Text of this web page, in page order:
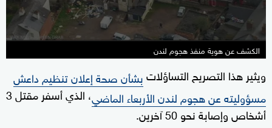
الكشف عن هوية منفذ هجوم لندن
ويثير هذا التصريح التساؤلاتبشأن صحة إعلان تنظيم داعش
مسؤوليته عن هجوم لندن الأربعاء الماضي
، الذي أسفر مقتل 3
أشخاص وإصابة نحو 50 آخرين.